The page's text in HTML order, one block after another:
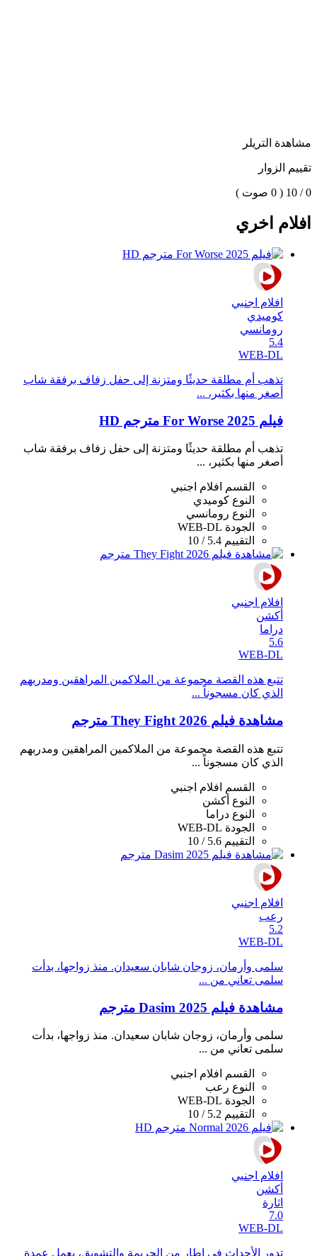
مشاهدة التريلر
تقييم الزوار
0 / 10 ( 0 صوت )
افلام اخري
افلام اجنبي
كوميدي
رومانسي
5.4
WEB-DL
تذهب أم مطلقة حديثًا ومتزنة إلى حفل زفاف برفقة شاب
أصغر منها بكثير، ...
فيلم For Worse 2025 مترجم HD
تذهب أم مطلقة حديثًا ومتزنة إلى حفل زفاف برفقة شاب
أصغر منها بكثير، ...
القسم
افلام اجنبي
النوع كوميدي
النوع رومانسي
الجودة WEB-DL
التقييم 5.4 / 10
افلام اجنبي
أكشن
دراما
5.6
WEB-DL
تتبع هذه القصة مجموعة من الملاكمين المراهقين ومدربهم
الذي كان مسجوناً ...
مشاهدة فيلم They Fight 2026 مترجم
تتبع هذه القصة مجموعة من الملاكمين المراهقين ومدربهم
الذي كان مسجوناً ...
القسم
افلام اجنبي
النوع أكشن
النوع دراما
الجودة WEB-DL
التقييم 5.6 / 10
افلام اجنبي
رعب
5.2
WEB-DL
سلمى وأرمان، زوجان شابان سعيدان. منذ زواجها، بدأت
سلمى تعاني من ...
مشاهدة فيلم Dasim 2025 مترجم
سلمى وأرمان، زوجان شابان سعيدان. منذ زواجها، بدأت
سلمى تعاني من ...
القسم
افلام اجنبي
النوع رعب
الجودة WEB-DL
التقييم 5.2 / 10
افلام اجنبي
أكشن
اثارة
7.0
WEB-DL
تدور الأحداث في إطار من الجريمة والتشويق، يعمل عمدة